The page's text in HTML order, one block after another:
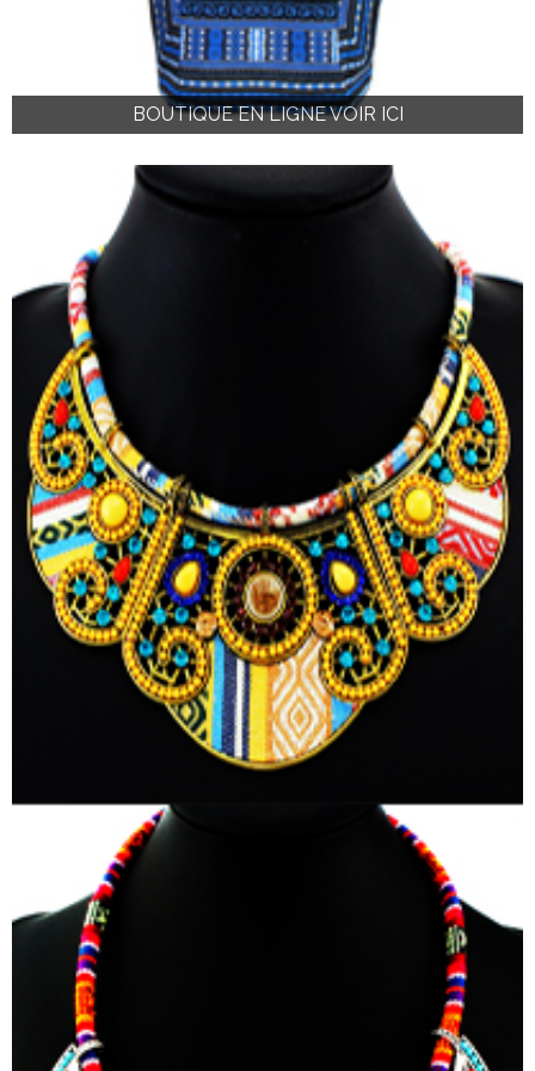
BOUTIQUE EN LIGNE VOIR ICI